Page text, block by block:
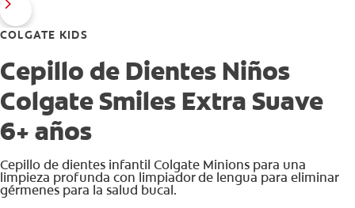
COLGATE KIDS
Cepillo de Dientes Niños
Colgate Smiles Extra Suave
6+ años
Cepillo de dientes infantil Colgate Minions para una
limpieza profunda con limpiador de lengua para eliminar
gérmenes para la salud bucal.